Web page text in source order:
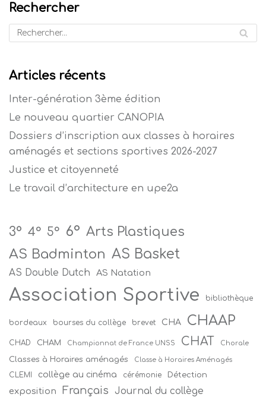
Rechercher
Articles récents
Inter-génération 3ème édition
Le nouveau quartier CANOPIA
Dossiers d’inscription aux classes à horaires
aménagés et sections sportives 2026-2027
Justice et citoyenneté
Le travail d’architecture en upe2a
3° 4° 5° 6° Arts Plastiques
AS Badminton AS Basket
AS Double Dutch AS Natation
Association Sportive bibliothèque
bordeaux bourses du collège brevet CHA CHAAP
CHAD CHAM Championnat de France UNSS CHAT Chorale
Classes à Horaires aménagés Classe à Horaires Aménagés
CLEMI collège au cinéma cérémonie Détection
exposition Français Journal du collège